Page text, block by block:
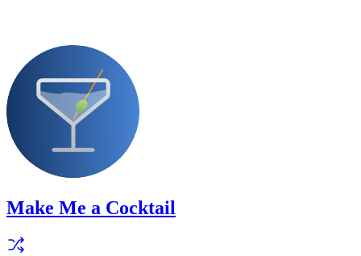
Make Me a Cocktail